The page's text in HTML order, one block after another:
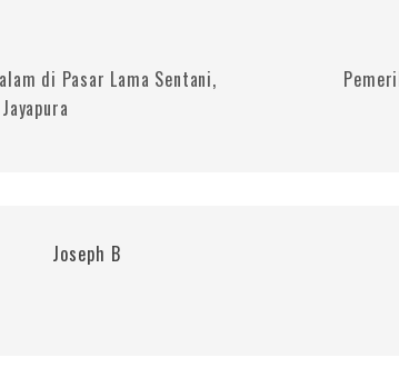
di Pasar Lama Sentani,
Joseph B